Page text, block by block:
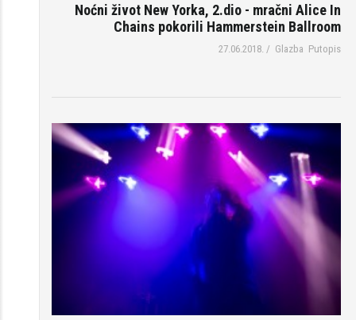
Noćni život New Yorka, 2.dio - mračni Alice In
Chains pokorili Hammerstein Ballroom
27.06.2018. / Glazba Putopis